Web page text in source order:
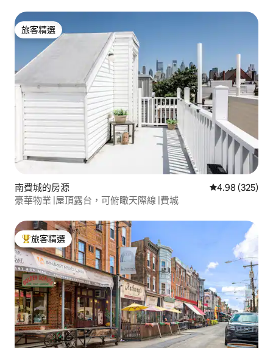
旅客精選
旅客精選
南費城的房源 從 325 則評價
4.98 (325)
豪華物業 |屋頂露台，可俯瞰天際線 |費城
旅客精選榜首
旅客精選